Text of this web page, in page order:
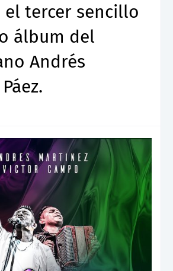
el tercer sencillo
álbum del
Andrés